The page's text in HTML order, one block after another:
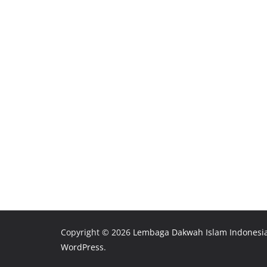
Copyright © 2026 Lembaga Dakwah Islam
WordPress.